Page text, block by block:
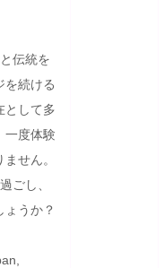
伝統を
を続ける
として多
一度体験
せん。
ごし、
ょうか？